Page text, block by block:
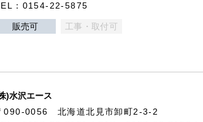
：0154-22-5875
販売可 工事・取付可
)水沢エース
090-0056 北海道北見市卸町2-3-2